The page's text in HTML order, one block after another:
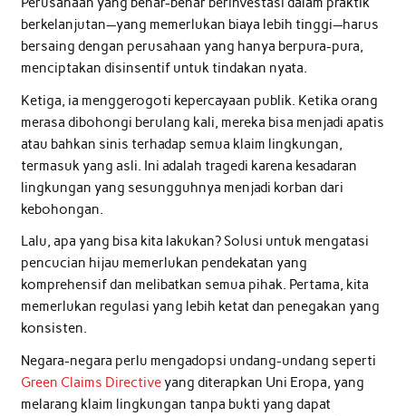
berkelanjutan—yang memerlukan biaya lebih tinggi—harus
bersaing dengan perusahaan yang hanya berpura-pura,
menciptakan disinsentif untuk tindakan nyata.
Ketiga, ia menggerogoti kepercayaan publik. Ketika orang
merasa dibohongi berulang kali, mereka bisa menjadi apatis
atau bahkan sinis terhadap semua klaim lingkungan,
termasuk yang asli. Ini adalah tragedi karena kesadaran
lingkungan yang sesungguhnya menjadi korban dari
kebohongan.
Lalu, apa yang bisa kita lakukan? Solusi untuk mengatasi
pencucian hijau memerlukan pendekatan yang
komprehensif dan melibatkan semua pihak. Pertama, kita
memerlukan regulasi yang lebih ketat dan penegakan yang
konsisten.
Negara-negara perlu mengadopsi undang-undang seperti
Green Claims Directiveyang diterapkan Uni Eropa, yang
melarang klaim lingkungan tanpa bukti yang dapat